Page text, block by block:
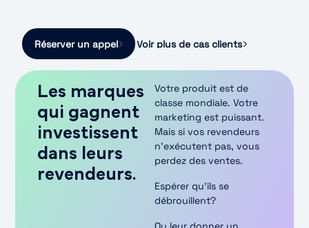
Réserver un appel Voir plus de cas clients
Les marques
qui gagnent
investissent
dans leurs
revendeurs.
Votre produit est de
classe mondiale. Votre
marketing est puissant.
Mais si vos revendeurs
n’exécutent pas, vous
perdez des ventes.
Espérer qu’ils se
débrouillent?